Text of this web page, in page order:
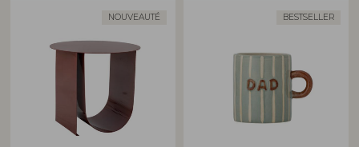
NOUVEAUTÉ BESTSELLER